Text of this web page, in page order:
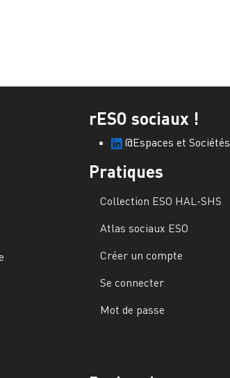
rESO sociaux !
@Espaces et Sociétés
Pratiques
Collection ESO HAL-SHS
Atlas sociaux ESO
Créer un compte
Se connecter
Mot de passe